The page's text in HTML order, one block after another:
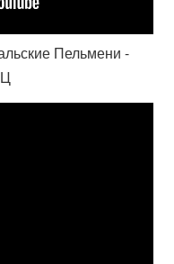
Пельмени -